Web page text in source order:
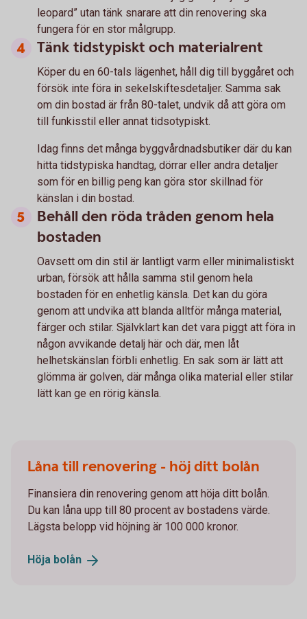
leopard” utan tänk snarare att din renovering ska
fungera för en stor målgrupp.
Tänk tidstypiskt och materialrent
Köper du en 60-tals lägenhet, håll dig till byggåret och
försök inte föra in sekelskiftesdetaljer. Samma sak
om din bostad är från 80-talet, undvik då att göra om
till funkisstil eller annat tidsotypiskt.
Idag finns det många byggvårdnadsbutiker där du kan
hitta tidstypiska handtag, dörrar eller andra detaljer
som för en billig peng kan göra stor skillnad för
känslan i din bostad.
Behåll den röda tråden genom hela
bostaden
Oavsett om din stil är lantligt varm eller minimalistiskt
urban, försök att hålla samma stil genom hela
bostaden för en enhetlig känsla. Det kan du göra
genom att undvika att blanda alltför många material,
färger och stilar. Självklart kan det vara piggt att föra in
någon avvikande detalj här och där, men låt
helhetskänslan förbli enhetlig. En sak som är lätt att
glömma är golven, där många olika material eller stilar
lätt kan ge en rörig känsla.
Låna till renovering - höj ditt bolån
Finansiera din renovering genom att höja ditt bolån.
Du kan låna upp till 80 procent av bostadens värde.
Lägsta belopp vid höjning är 100 000 kronor.
Höja bolån